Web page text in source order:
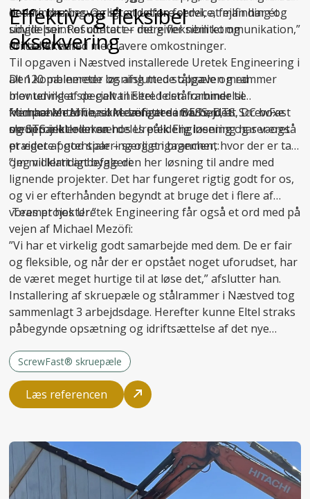
det mindre besværligt at udføre service, fejlfinding og
udvidelser. Resultatet er mere fleksibilitet og
driftssikkerhed med lavere omkostninger.
Den kombinerede løsning med stålpæle og rammer
blev udviklet specielt til Eltel. I den forbindelse
fremhæver Michael Mezöfi, at samarbejdet
medprojektlederen hos Uretek Engineering har været
præget af god sparring og engagement:
bedste løsning. Og så er det en fordel, at man har ét
single point of contact – det giver nem kommunikation,”
fortæller han.
Effektiv og fleksibel
eksekvering
Til opgaven i Næstved installerede Uretek Engineering i
alt 120 pælemeter og afsluttede opgaven med
montering af de galvaniserede stålrammer til
komponenterne, som omfattede BESS, DTS, DC boxe
og STS inkl. oliekar.
Michael Mezöfi er ikke længere i tvivl om, at ScrewFast
skruepæle er en særdeles pålidelig løsning og ser også
et videre potentiale – særligt i brancher, hvor der er tale
om midlertidigt byggeri:
”Jeg vil klart anbefale den her løsning til andre med
lignende projekter. Det har fungeret rigtig godt for os,
og vi er efterhånden begyndt at bruge det i flere af
vores projekter.”
Teamet hos Uretek Engineering får også et ord med på
vejen af Michael Mezöfi:
”Vi har et virkelig godt samarbejde med dem. De er fair
og fleksible, og når der er opstået noget uforudset, har
de været meget hurtige til at løse det,” afslutter han.
Installering af skruepæle og stålrammer i Næstved tog
sammenlagt 3 arbejdsdage. Herefter kunne Eltel straks
påbegynde opsætning og idriftsættelse af det nye
ScrewFast® skruepæle
Læs referencen